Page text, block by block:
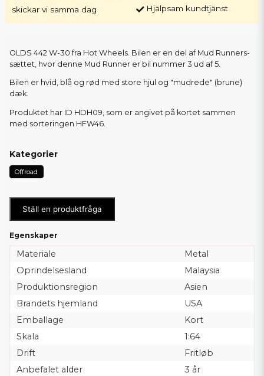
skickar vi samma dag
Hjälpsam kundtjänst
OLDS 442 W-30 fra Hot Wheels. Bilen er en del af Mud Runners-
sættet, hvor denne Mud Runner er bil nummer 3 ud af 5.
Bilen er hvid, blå og rød med store hjul og "mudrede" (brune)
dæk.
Produktet har ID HDH09, som er angivet på kortet sammen
med sorteringen HFW46.
Kategorier
Offroad
Ställ en produktfråga
Egenskaper
Materiale
Metal
Oprindelsesland
Malaysia
Produktionsregion
Asien
Brandets hjemland
USA
Emballage
Kort
Skala
1:64
Drift
Fritløb
Anbefalet alder
3 år